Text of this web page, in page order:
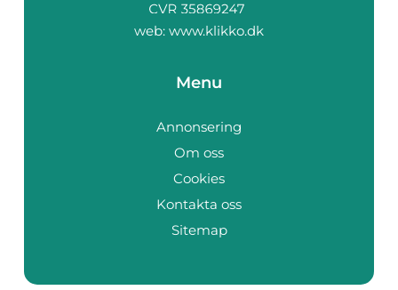
web: www.klikko.dk
Menu
Annonsering
Om oss
Cookies
Kontakta oss
Sitemap